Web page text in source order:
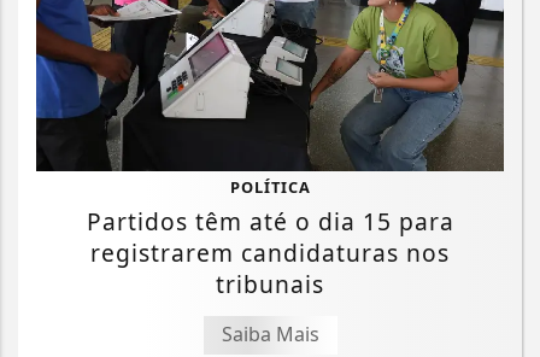
POLÍTICA
Partidos têm até o dia 15 para
registrarem candidaturas nos
tribunais
Saiba Mais